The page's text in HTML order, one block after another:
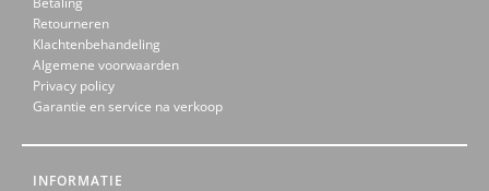
Retourneren
Klachtenbehandeling
Algemene voorwaarden
Privacy policy
Garantie en service na verkoop
INFORMATIE